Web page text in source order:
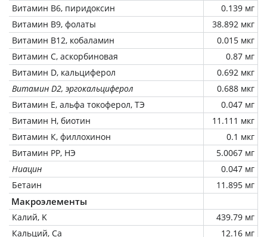
Витамин В6, пиридоксин
0.139 мг
Витамин В9, фолаты
38.892 мкг
Витамин В12, кобаламин
0.015 мкг
Витамин C, аскорбиновая
0.87 мг
Витамин D, кальциферол
0.692 мкг
Витамин D2, эргокальциферол
0.688 мкг
Витамин Е, альфа токоферол, ТЭ
0.047 мг
Витамин Н, биотин
11.111 мкг
Витамин К, филлохинон
0.1 мкг
Витамин РР, НЭ
5.0067 мг
Ниацин
0.047 мг
Бетаин
11.895 мг
Макроэлементы
Калий, K
439.79 мг
Кальций, Ca
12.16 мг